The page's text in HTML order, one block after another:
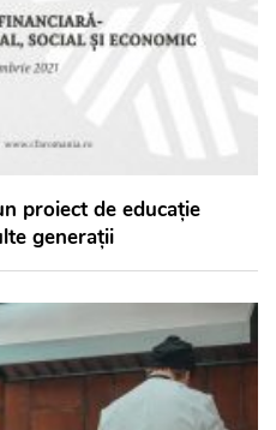
proiect de educație
generații